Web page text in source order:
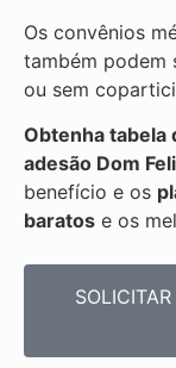
Os convênios
também podem
ou sem
Obtenha tabela
adesão Dom
benefício e os
baratos e os